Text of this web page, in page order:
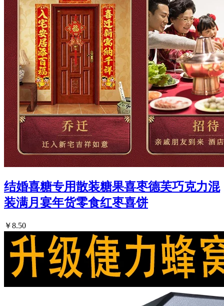
结婚喜糖专用散装糖果喜枣德芙巧克力混
装满月宴年货零食红枣喜饼
￥8.50